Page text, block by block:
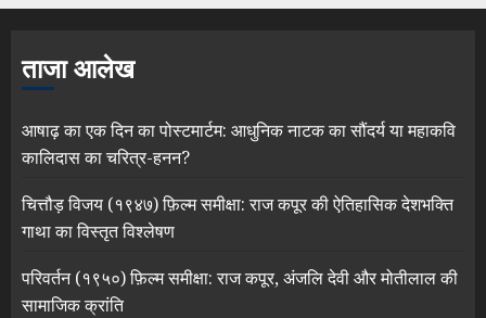
ताजा आलेख
आषाढ़ का एक दिन का पोस्टमार्टम: आधुनिक नाटक का सौंदर्य या महाकवि
कालिदास का चरित्र-हनन?
चित्तौड़ विजय (१९४७) फ़िल्म समीक्षा: राज कपूर की ऐतिहासिक देशभक्ति
गाथा का विस्तृत विश्लेषण
परिवर्तन (१९५०) फ़िल्म समीक्षा: राज कपूर, अंजलि देवी और मोतीलाल की
सामाजिक क्रांति